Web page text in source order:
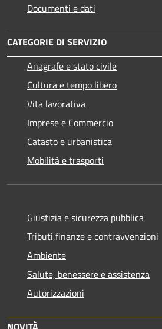
Documenti e dati
CATEGORIE DI SERVIZIO
Anagrafe e stato civile
Cultura e tempo libero
Vita lavorativa
Imprese e Commercio
Catasto e urbanistica
Mobilità e trasporti
Giustizia e sicurezza pubblica
Tributi,finanze e contravvenzioni
Ambiente
Salute, benessere e assistenza
Autorizzazioni